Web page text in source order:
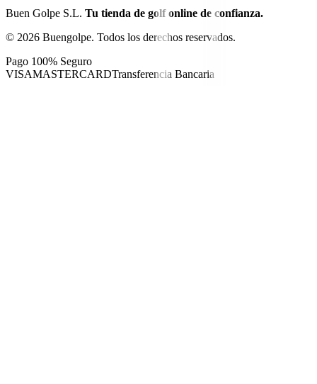
Buen Golpe S.L. Tu tienda de golf online de confianza.
© 2026 Buengolpe. Todos los derechos reservados.
Pago 100% Seguro
VISAMASTERCARDTransferencia Bancaria